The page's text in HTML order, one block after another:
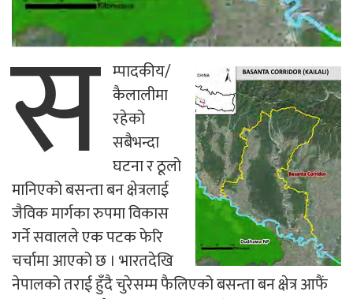
स म्पादकीय/
कैलालीमा
रहेको
सबैभन्दा
घटना र ठूलो
मानिएको बसन्ता बन क्षेत्रलाई
जैविक मार्गका रुपमा विकास
गर्ने सवालले एक पटक फेरि
चर्चामा आएको छ । भारतदेखि
नेपालको तराई हुँदै चुरेसम्म फैलिएको बसन्ता बन क्षेत्र आफैं